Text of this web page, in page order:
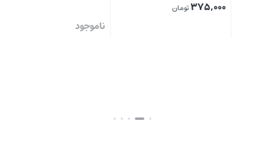
375,000تومان
ناموجود